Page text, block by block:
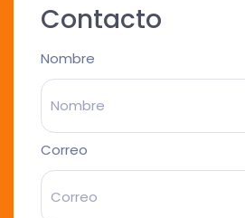
Contacto
Nombre
Correo